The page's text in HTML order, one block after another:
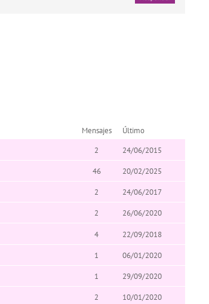
Mensajes
Último
2 24/06/2015
46 20/02/2025
2 24/06/2017
2 26/06/2020
4 22/09/2018
1 06/01/2020
1 29/09/2020
2 10/01/2020